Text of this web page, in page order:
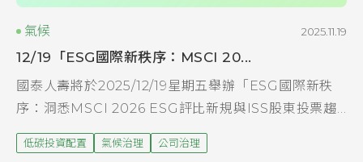
氣候 2025.11.19
12/19「ESG國際新秩序：MSCI 20...
國泰人壽將於2025/12/19星期五舉辦「ESG國際新秩
序：洞悉MSCI 2026 ESG評比新規與ISS股東投票趨
勢」交流研討會，邀請專家親臨分享，協助企業搶先掌
握MSCI方法論更新、低碳轉...
低碳投資配置 氣候治理 公司治理